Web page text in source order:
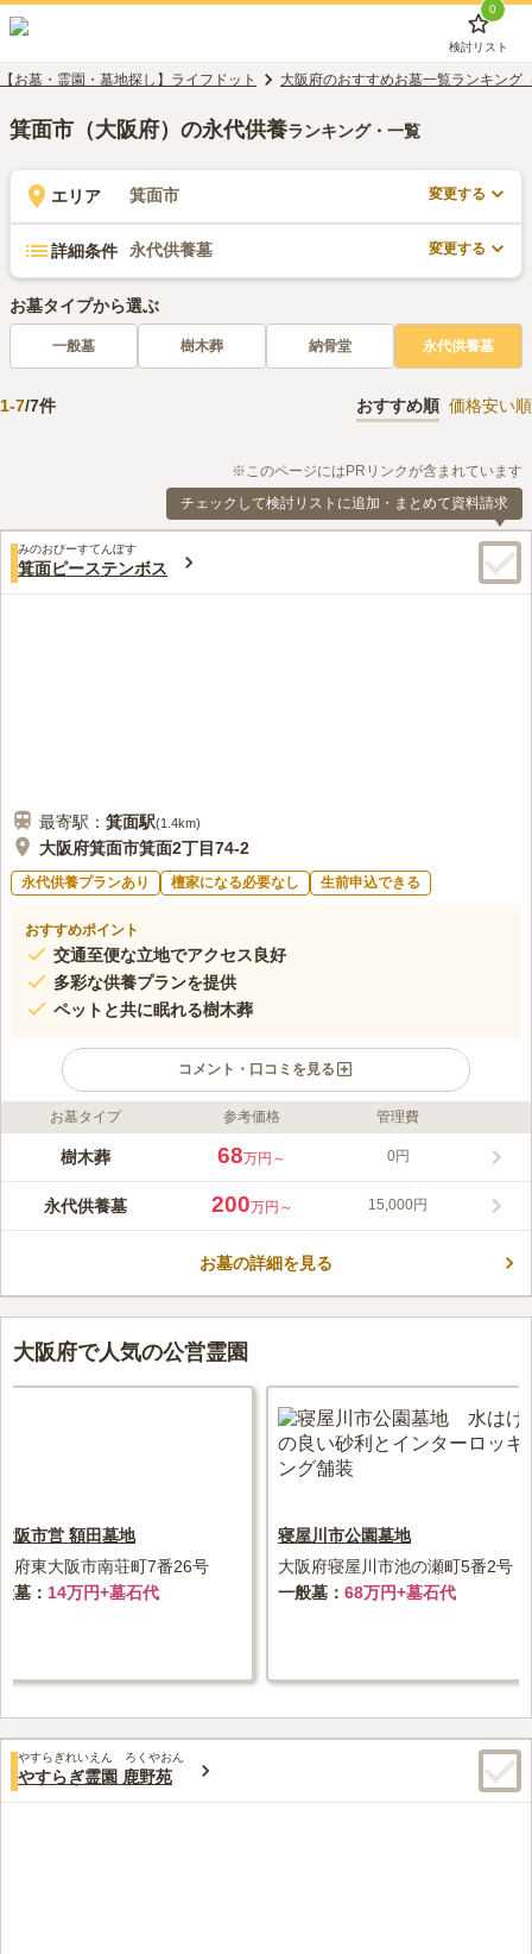
0
検討リスト
【お墓・霊園・墓地探し】ライフドット 大阪府のおすすめお墓一覧ランキング
箕面市（大阪府）の永代供養ランキング・一覧
エリア 箕面市 変更する
詳細条件 永代供養墓 変更する
お墓タイプから選ぶ
一般墓 樹木葬 納骨堂 永代供養墓
1-7/7件 おすすめ順 価格安い順
※このページにはPRリンクが含まれています
チェックして検討リストに追加・まとめて資料請求
みのおぴーすてんぼす
箕面ピーステンボス
最寄駅： 箕面駅(1.4km)
大阪府箕面市箕面2丁目74-2
永代供養プランあり 檀家になる必要なし 生前申込できる
おすすめポイント
交通至便な立地でアクセス良好
多彩な供養プランを提供
ペットと共に眠れる樹木葬
コメント・口コミを見る
ライフドット編集部のコメント
箕面ピーステンボスは、阪急箕面駅から車で約5分の便利な立地
ランを提供し、宗教不問で永代にわたり供養されます。特に、ペ
ットと共に眠れる樹木葬「オールファミリー」は、愛する家族と
みんなの評価
3.8 口コミ6件
40代男性
近辺はお墓参りに持参するような店がないかもしれません。少し
山を登ったところに箕面山荘という食事や宿泊もできる施設はあります。
食事処は１０人程度が入れる個室もあるので、親族の方々と行かれても休
憩することは可能です。予約は必要と思われますが。
口コミの続きを読む
お墓タイプ 参考価格 管理費
樹木葬 68万円～ 0円
永代供養墓 200万円～ 15,000円
お墓の詳細を見る
大阪府で人気の公営霊園
阪市営 額田墓地
府東大阪市南荘町7番26号
墓
14万円+墓石代
寝屋川市公園墓地
大阪府寝屋川市池の瀬町5番2号
一般墓
68万円+墓石代
やすらぎれいえん ろくやおん
やすらぎ霊園 鹿野苑